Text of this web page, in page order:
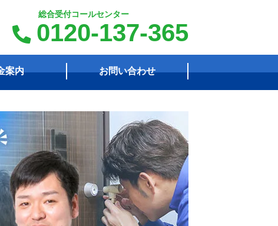
総合受付コールセンター
0120-137-365
案内 お問い合わせ